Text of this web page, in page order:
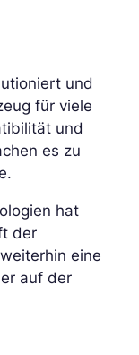
und
für viele
und
es zu
hat
der
eine
auf der